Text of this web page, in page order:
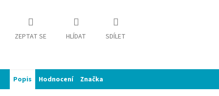
ZEPTAT SE HLÍDAT SDÍLET
Popis Hodnocení Značka